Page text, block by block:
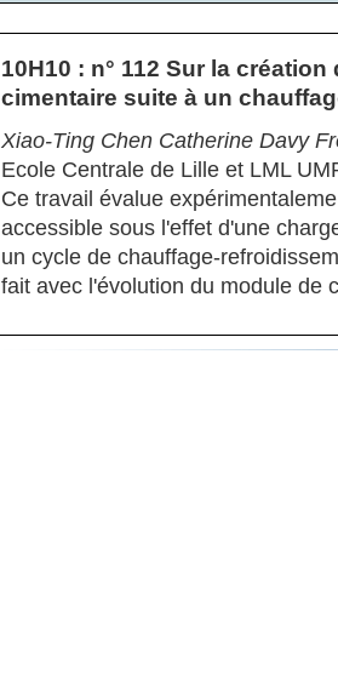
10H10 : n° 112 Sur la
cimentaire suite à un
Xiao-Ting Chen Catherine Davy
Ecole Centrale de Lille et LML
Ce travail évalue
accessible sous l'effet d'une
un cycle de chauffage-
fait avec l'évolution du module de